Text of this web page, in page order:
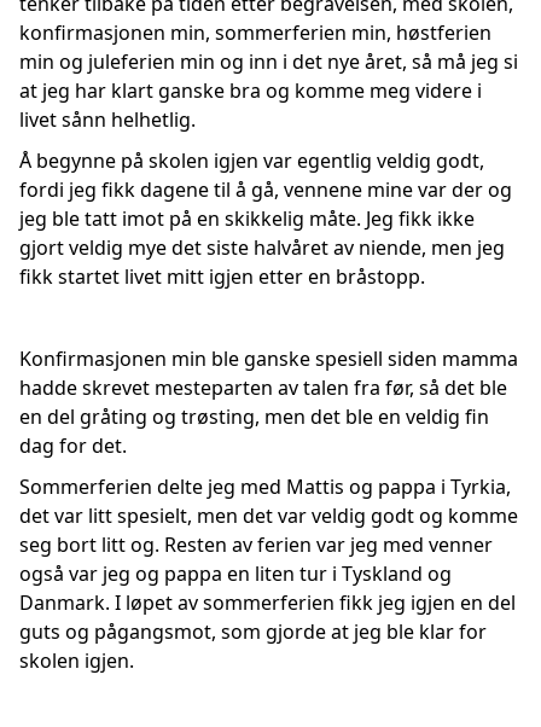
konfirmasjonen min, sommerferien min, høstferien
min og juleferien min og inn i det nye året, så må jeg si
at jeg har klart ganske bra og komme meg videre i
livet sånn helhetlig.
Å begynne på skolen igjen var egentlig veldig godt,
fordi jeg fikk dagene til å gå, vennene mine var der og
jeg ble tatt imot på en skikkelig måte. Jeg fikk ikke
gjort veldig mye det siste halvåret av niende, men jeg
fikk startet livet mitt igjen etter en bråstopp.
Konfirmasjonen min ble ganske spesiell siden mamma
hadde skrevet mesteparten av talen fra før, så det ble
en del gråting og trøsting, men det ble en veldig fin
dag for det.
Sommerferien delte jeg med Mattis og pappa i Tyrkia,
det var litt spesielt, men det var veldig godt og komme
seg bort litt og. Resten av ferien var jeg med venner
også var jeg og pappa en liten tur i Tyskland og
Danmark. I løpet av sommerferien fikk jeg igjen en del
guts og pågangsmot, som gjorde at jeg ble klar for
skolen igjen.